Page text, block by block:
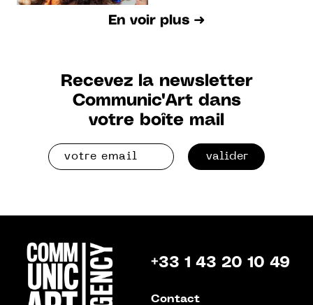
En voir plus ➜
Recevez la newsletter
Communic'Art dans
votre boîte mail
valider
+33 1 43 20 10 49
Contact